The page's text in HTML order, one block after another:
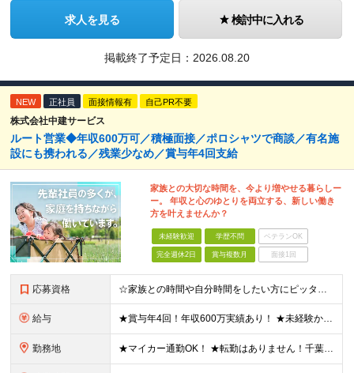
求人を見る 検討中に入れる
掲載終了予定日： 2026.08.20
NEW 正社員 面接情報有 自己PR不要
株式会社中建サービス
ルート営業◆年収600万可／積極面接／ポロシャツで商談／有名施
設にも携われる／残業少なめ／賞与年4回支給
家族との大切な時間を、今より増やせる暮らしー
ー。 年収と心のゆとりを両立する、新しい働き
方を叶えませんか？
未経験歓迎 学歴不問 ベテランOK
完全週休2日 賞与複数月 面接1回
応募資格 ☆家族との時間や自分時間をしたい方にピッタリの環境です ◆要普通自動車運転免許（AT限定可） ◆学歴不問 ★こんな方にピッタリです！ ・フットワーク軽く行動できる方 ・人の話に素直に耳を傾けられる方
給与 ★賞与年4回！年収600万実績あり！ ★未経験からでも基本給27万円スタートと、安定した収入を得られる環境です！ 月給27万円～29万円＋各種手当＋賞与年2回（＋業績賞与年2回） ※経験・スキルを考
勤務地 ★マイカー通勤OK！ ★転勤はありません！千葉＆大阪で積極採用中！ 【千葉】千葉県白井市富塚1番 【大阪】大阪府堺市堺区南半町東1丁目1番10号 ※(変更の範囲)上記を除く当社関連勤務地